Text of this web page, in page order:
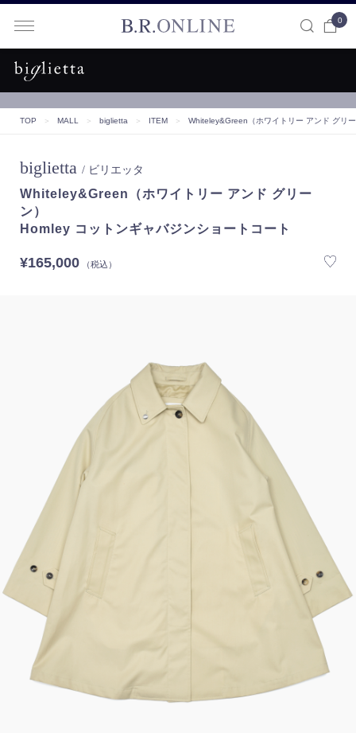
0
TOP ＞ MALL ＞ biglietta ＞ ITEM ＞ Whiteley&Green（ホワイトリー アンド グリ
biglietta / ビリエッタ
Whiteley&Green（ホワイトリー アンド グリー
ン）
Homley コットンギャバジンショートコート
¥165,000（税込）